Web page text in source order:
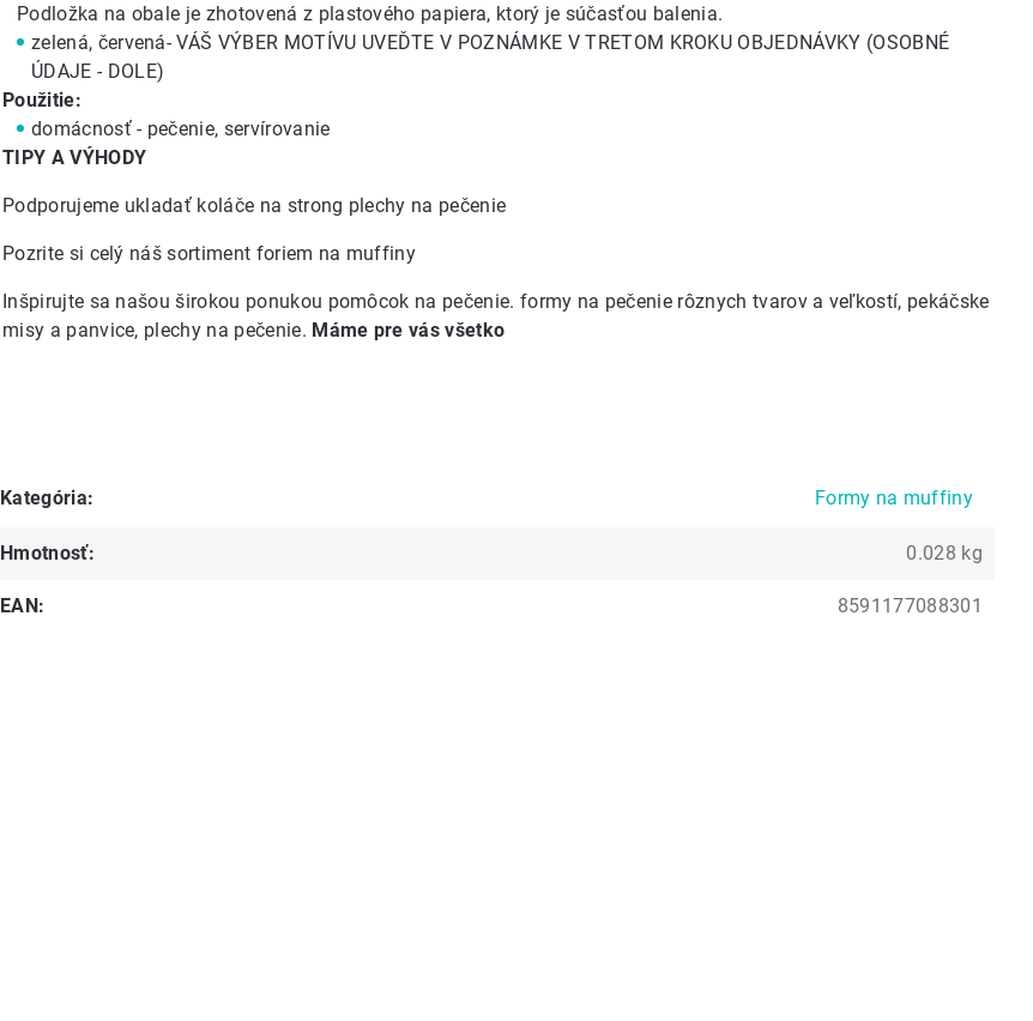
Podložka na obale je zhotovená z plastového papiera, ktorý je súčasťou balenia.
zelená, červená- VÁŠ VÝBER MOTÍVU UVEĎTE V POZNÁMKE V TRETOM KROKU OBJEDNÁVKY (OSOBNÉ
ÚDAJE - DOLE)
Použitie:
domácnosť - pečenie, servírovanie
TIPY A VÝHODY
Podporujeme ukladať koláče na strong plechy na pečenie
Pozrite si celý nášsortiment foriem na muffiny
Inšpirujte sa našou širokou ponukou pomôcok na pečenie. formy na pečenie rôznych tvarov a veľkostí, pekáčske
misy a panvice, plechy na pečenie. Máme pre vás všetko
Kategória: Formy na muffiny
Hmotnosť: 0.028 kg
EAN: 8591177088301